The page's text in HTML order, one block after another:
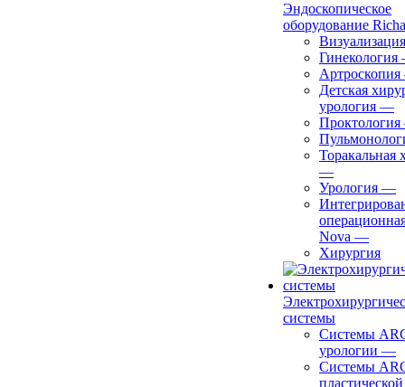
Эндоскопическое
оборудование
Визуализация
Гинекология
Артроскопия
Детская
урология —
Проктология
Торакальная
—
Урология —
Nova —
Хирургия
системы
Системы
урологии —
Системы
пластической